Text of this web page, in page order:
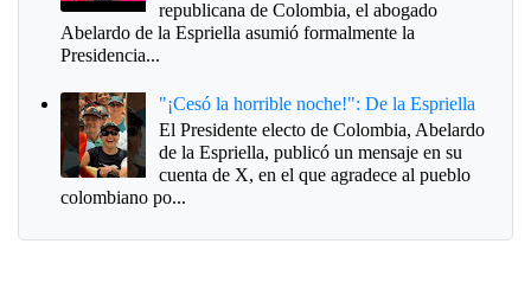
republicana de Colombia, el abogado
Abelardo de la Espriella asumió formalmente la
Presidencia...
"¡Cesó la horrible noche!": De la Espriella
El Presidente electo de Colombia, Abelardo
de la Espriella, publicó un mensaje en su
cuenta de X, en el que agradece al pueblo
colombiano po...